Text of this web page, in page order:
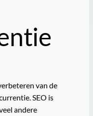
van de
SEO is
andere